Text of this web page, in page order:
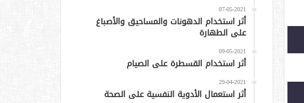
07-05-2021
أثر استخدام الدهونات والمساحيق والأصباغ
على الطهارة
09-05-2021
أثر استخدام القسطرة على الصيام
29-04-2021
أثر استعمال الأدوية النفسية على الصحة